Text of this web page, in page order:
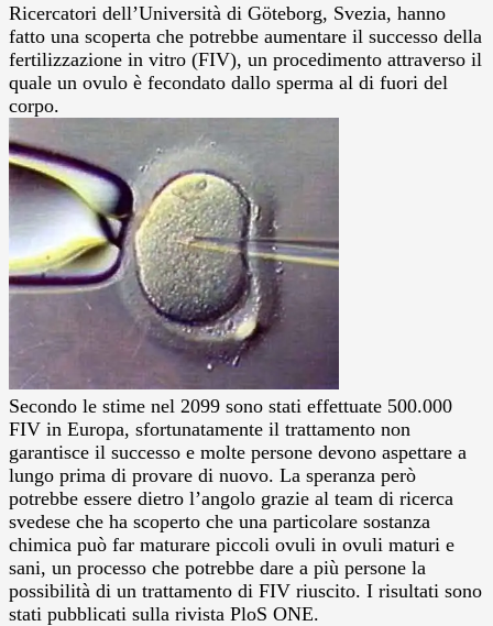
Ricercatori dell’Università di Göteborg, Svezia, hanno
fatto una scoperta che potrebbe aumentare il successo della
fertilizzazione in vitro (FIV), un procedimento attraverso il
quale un ovulo è fecondato dallo sperma al di fuori del
corpo.
Secondo le stime nel 2099 sono stati effettuate 500.000
FIV in Europa, sfortunatamente il trattamento non
garantisce il successo e molte persone devono aspettare a
lungo prima di provare di nuovo. La speranza però
potrebbe essere dietro l’angolo grazie al team di ricerca
svedese che ha scoperto che una particolare sostanza
chimica può far maturare piccoli ovuli in ovuli maturi e
sani, un processo che potrebbe dare a più persone la
possibilità di un trattamento di FIV riuscito. I risultati sono
stati pubblicati sulla rivista PloS ONE.